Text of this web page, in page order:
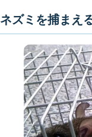
ネズミを捕まえ